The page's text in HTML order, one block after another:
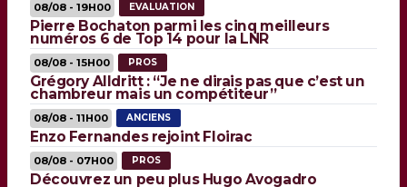
08/08 - 19H00 EVALUATION
Pierre Bochaton parmi les cinq meilleurs
numéros 6 de Top 14 pour la LNR
08/08 - 15H00 PROS
Grégory Alldritt : “Je ne dirais pas que c’est un
chambreur mais un compétiteur”
08/08 - 11H00 ANCIENS
Enzo Fernandes rejoint Floirac
08/08 - 07H00 PROS
Découvrez un peu plus Hugo Avogadro